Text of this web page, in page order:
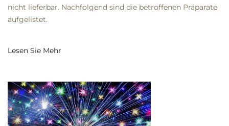
nicht lieferbar. Nachfolgend sind die betroffenen Präparate
aufgelistet.
Lesen Sie Mehr